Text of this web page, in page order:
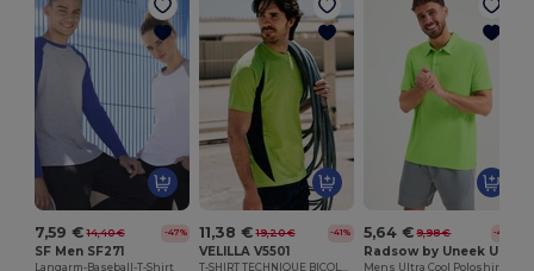
7,59 € 14,40 € -47%
SF Men SF271
Langarm-Baseball-T-Shirt
11,38 € 19,20 € -41%
VELILLA V5501
5,64 € 9,98 € -43%
Radsow by Uneek UC125
Mens Ultra Cool Poloshirt